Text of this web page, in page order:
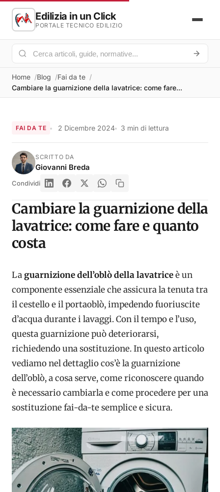
Edilizia in un Click
PORTALE TECNICO EDILIZIO
Home Blog
Fai da te
Cambiare la guarnizione della lavatrice: come fare...
FAI DA TE 2 Dicembre 2024 3 min di lettura
SCRITTO DA
Giovanni Breda
Condividi
Cambiare la guarnizione della
lavatrice: come fare e quanto
costa
Laguarnizione dell’oblò della lavatriceè un
componente essenziale che assicura la tenuta tra
il cestello e il portaoblò, impedendo fuoriuscite
d’acqua durante i lavaggi. Con il tempo e l’uso,
questa guarnizione può deteriorarsi,
richiedendo una sostituzione. In questo articolo
vediamo nel dettaglio cos’è la guarnizione
dell’oblò, a cosa serve, come riconoscere quando
è necessario cambiarla e come procedere per una
sostituzione fai-da-te semplice e sicura.